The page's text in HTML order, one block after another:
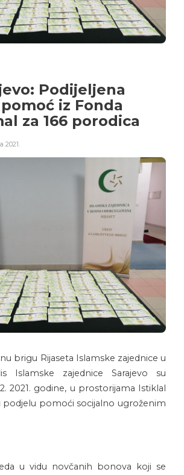
Podijeljena
iz Fonda
za 166 porodica
2021.
brigu Rijaseta Islamske zajednice u
zajednice Sarajevo su
2021. godine, u prostorijama Istiklal
podjelu pomoći socijalno ugroženim
u vidu novčanih bonova koji se